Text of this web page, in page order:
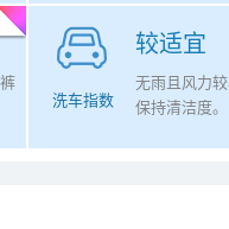
较适宜
洗车指数
无雨且风力
保持清洁度。